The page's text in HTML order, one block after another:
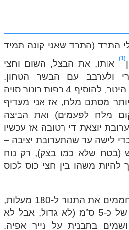
התרד (התרד שאני קונה תמיד
1
אותו, את הבצל, השום וחצי
ולערבב עם הבשר הטחון.
כשהתערובת מעורבבת היטב, להוסיף 4 כפות רוטב סויה
מסתם מלח, אז אני מעדיף
מלח לפעמים) ואת הביצה
יוצאת די רטובה אז עכשיו
כדי לישה עד שהתערובת יציבה –
(בטח שלא כמו בצק), רק נוח
להיות משהו בין חצי כוס לכוס
כשהתערובת מוכנה מחממים את התנור ל-180 מעלות,
מכינים כדורים בקוטר של כ-5 ס”מ (לא גדול, אבל לא
בתבנית על נייר אפיה.